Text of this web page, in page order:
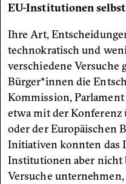
EU-Institutionen
Ihre Art,
technokratisch und
verschiedene Versuche
Bürger*innen die
Kommission,
etwa mit der Konferenz
oder der Europäischen
Initiativen konnten das
Institutionen aber nicht
Versuche